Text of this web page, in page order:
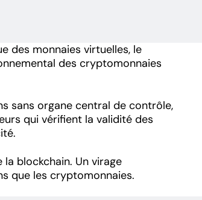
des monnaies virtuelles, le
des cryptomonnaies
sans organe central de contrôle,
qui vérifient la validité des
blockchain. Un virage
que les cryptomonnaies.